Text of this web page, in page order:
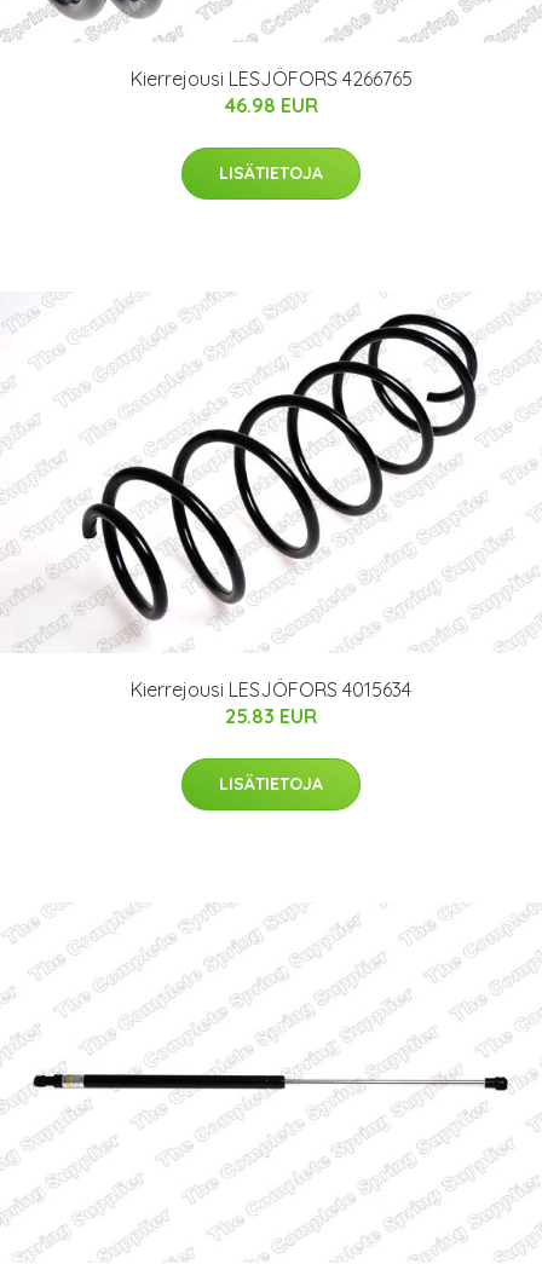
Kierrejousi LESJÖFORS 4266765
46.98 EUR
LISÄTIETOJA
Kierrejousi LESJÖFORS 4015634
25.83 EUR
LISÄTIETOJA